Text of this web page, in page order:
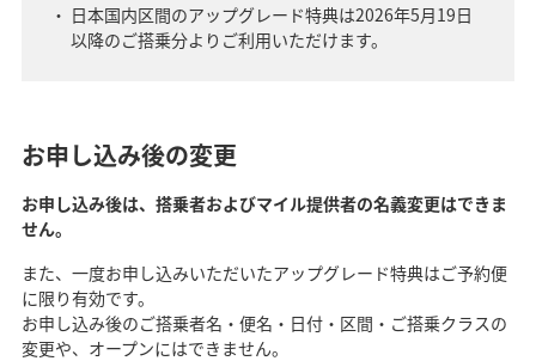
日本国内区間のアップグレード特典は2026年5月19日
以降のご搭乗分よりご利用いただけます。
お申し込み後の変更
お申し込み後は、搭乗者およびマイル提供者の名義変更はできま
せん。
また、一度お申し込みいただいたアップグレード特典はご予約便
に限り有効です。
お申し込み後のご搭乗者名・便名・日付・区間・ご搭乗クラスの
変更や、オープンにはできません。